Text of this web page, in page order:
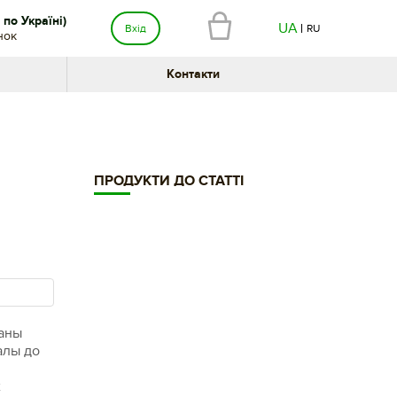
Україні)
Вхід UA RU
Контакти
до
ПРОДУКТИ ДО СТАТТІ